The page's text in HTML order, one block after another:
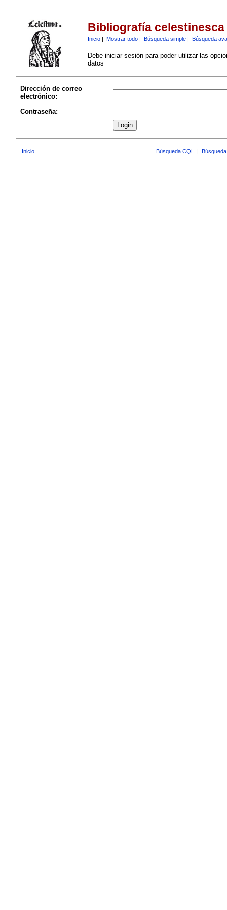
Bibliografía celestinesca
Inicio| Mostrar todo| Búsqueda simple| Búsqueda
Debe iniciar sesión para poder utilizar las
datos
Dirección de correo
electrónico:
Contraseña:
Inicio Búsqueda CQL |